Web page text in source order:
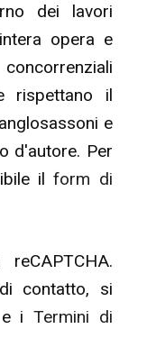
dei lavori
opera e
rispettano il
e
d'autore. Per
ilform di
contatto, si
e iTermini di